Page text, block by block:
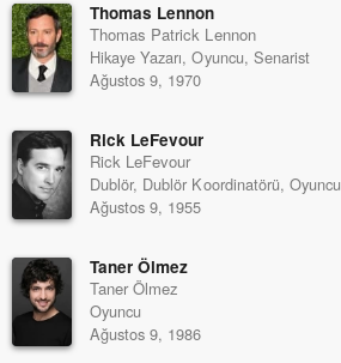
Thomas Lennon
Thomas Patrick Lennon
Hikaye Yazarı, Oyuncu, Senarist
Ağustos 9, 1970
Rick LeFevour
Rick LeFevour
Dublör, Dublör Koordinatörü, Oyuncu
Ağustos 9, 1955
Taner Ölmez
Taner Ölmez
Oyuncu
Ağustos 9, 1986